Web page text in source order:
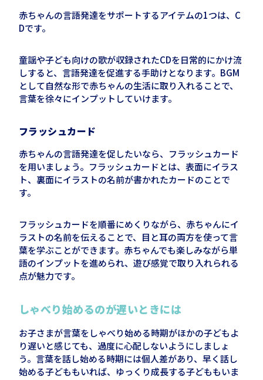
赤ちゃんの言語発達をサポートするアイテムの1つは、 C
Dです。
童謡や子ども向けの歌が収録されたCDを日常的にかけ流
しすると、言語発達を促進する手助けとなります。 BGM
として自然な形で赤ちゃんの生活に取り入れることで、
言葉を徐々にインプットしていけます。
フラッシュカード
赤ちゃんの言語発達を促したいなら、フラッシュカード
を用いましょう。フラッシュカードとは、表面にイラス
ト、裏面にイラストの名前が書かれたカードのことで
す。
フラッシュカードを順番にめくりながら、赤ちゃんにイ
ラストの名前を伝えることで、目と耳の両方を使って言
葉を学ぶことができます。赤ちゃんでも楽しみながら単
語のインプットを進められ、遊び感覚で取り入れられる
点が魅力です。
しゃべり始めるのが遅いときには
お子さまが言葉をしゃべり始める時期がほかの子どもよ
り遅いと感じても、過度に心配しないようにしましょ
う。言葉を話し始める時期には個人差があり、早く話し
始める子どももいれば、ゆっくり成長する子どももいま